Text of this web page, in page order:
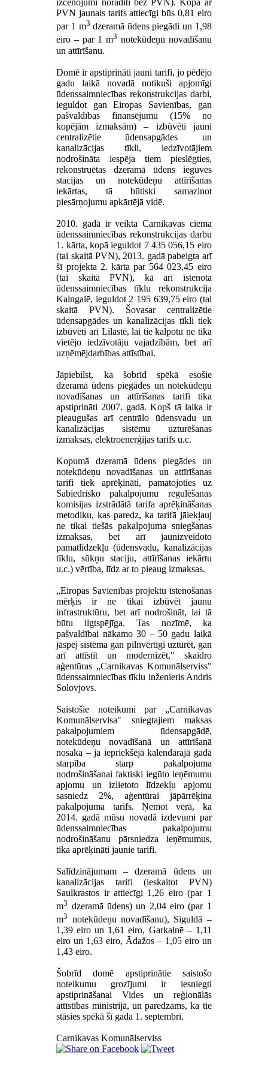
izcenojumi norādīti bez PVN). Kopā ar
PVN jaunais tarifs attiecīgi būs 0,81 eiro
par 1 m3 dzeramā ūdens piegādi un 1,98
eiro – par 1 m3 notekūdeņu novadīšanu
un attīrīšanu.
Domē ir apstiprināti jauni tarifi, jo pēdējo
gadu laikā novadā notikuši apjomīgi
ūdenssaimniecības rekonstrukcijas darbi,
ieguldot gan Eiropas Savienības, gan
pašvaldības finansējumu (15% no
kopējām izmaksām) – izbūvēti jauni
centralizētie ūdensapgādes un
kanalizācijas tīkli, iedzīvotājiem
nodrošināta iespēja tiem pieslēgties,
rekonstruētas dzeramā ūdens ieguves
stacijas un notekūdeņu attīrīšanas
iekārtas, tā būtiski samazinot
piesārņojumu apkārtējā vidē.
2010. gadā ir veikta Carnikavas ciema
ūdenssaimniecības rekonstrukcijas darbu
1. kārta, kopā ieguldot 7 435 056,15 eiro
(tai skaitā PVN), 2013. gadā pabeigta arī
šī projekta 2. kārta par 564 023,45 eiro
(tai skaitā PVN), kā arī īstenota
ūdenssaimniecības tīklu rekonstrukcija
Kalngalē, ieguldot 2 195 639,75 eiro (tai
skaitā PVN). Šovasar centralizētie
ūdensapgādes un kanalizācijas tīkli tiek
izbūvēti arī Lilastē, lai tie kalpotu ne tika
vietējo iedzīvotāju vajadzībām, bet arī
uzņēmējdarbības attīstībai.
Jāpiebilst, ka šobrīd spēkā esošie
dzeramā ūdens piegādes un notekūdeņu
novadīšanas un attīrīšanas tarifi tika
apstiprināti 2007. gadā. Kopš tā laika ir
pieaugušas arī centrālo ūdensvadu un
kanalizācijas sistēmu uzturēšanas
izmaksas, elektroenerģijas tarifs u.c.
Kopumā dzeramā ūdens piegādes un
notekūdeņu novadīšanas un attīrīšanas
tarifi tiek aprēķināti, pamatojoties uz
Sabiedrisko pakalpojumu regulēšanas
komisijas izstrādātā tarifa aprēķināšanas
metodiku, kas paredz, ka tarifā jāiekļauj
ne tikai tiešās pakalpojuma sniegšanas
izmaksas, bet arī jaunizveidoto
pamatlīdzekļu (ūdensvadu, kanalizācijas
tīklu, sūkņu staciju, attīrīšanas iekārtu
u.c.) vērtība, līdz ar to pieaug izmaksas.
„Eiropas Savienības projektu īstenošanas
mērķis ir ne tikai izbūvēt jaunu
infrastruktūru, bet arī nodrošināt, lai tā
būtu ilgtspējīga. Tas nozīmē, ka
pašvaldībai nākamo 30 – 50 gadu laikā
jāspēj sistēma gan pilnvērtīgi uzturēt, gan
arī attīstīt un modernizēt," skaidro
aģentūras „Carnikavas Komunālserviss"
ūdenssaimniecības tīklu inženieris Andris
Solovjovs.
Saistošie noteikumi par „Carnikavas
Komunālservisa" sniegtajiem maksas
pakalpojumiem ūdensapgādē,
notekūdeņu novadīšanā un attīrīšanā
nosaka – ja iepriekšējā kalendārajā gadā
starpība starp pakalpojuma
nodrošināšanai faktiski iegūto ieņēmumu
apjomu un izlietoto līdzekļu apjomu
sasniedz 2%, aģentūrai jāpārrēķina
pakalpojuma tarifs. Ņemot vērā, ka
2014. gadā mūsu novadā izdevumi par
ūdenssaimniecības pakalpojumu
nodrošināšanu pārsniedza ieņēmumus,
tika aprēķināti jaunie tarifi.
Salīdzinājumam – dzeramā ūdens un
kanalizācijas tarifi (ieskaitot PVN)
Saulkrastos ir attiecīgi 1,26 eiro (par 1
m3 dzeramā ūdens) un 2,04 eiro (par 1
m3 notekūdeņu novadīšanu), Siguldā –
1,39 eiro un 1,61 eiro, Garkalnē – 1,11
eiro un 1,63 eiro, Ādažos – 1,05 eiro un
1,43 eiro.
Šobrīd domē apstiprinātie saistošo
noteikumu grozījumi ir iesniegti
apstiprināšanai Vides un reģionālās
attīstības ministrijā, un paredzams, ka tie
stāsies spēkā šī gada 1. septembrī.
Carnikavas Komunālserviss